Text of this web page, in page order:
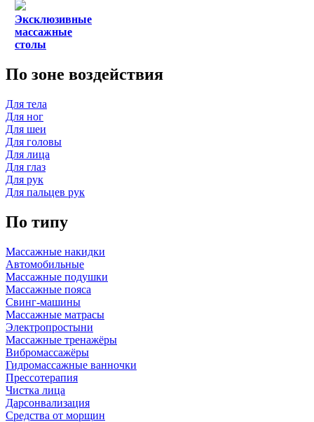
Эксклюзивные
массажные
столы
По зоне воздействия
Для тела
Для ног
Для шеи
Для головы
Для лица
Для глаз
Для рук
Для пальцев рук
По типу
Массажные накидки
Автомобильные
Массажные подушки
Массажные пояса
Свинг-машины
Массажные матрасы
Электропростыни
Массажные тренажёры
Вибромассажёры
Гидромассажные ванночки
Прессотерапия
Чистка лица
Дарсонвализация
Средства от морщин